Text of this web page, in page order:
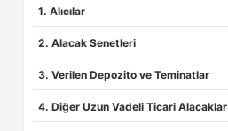
1. Alıcılar
2. Alacak Senetleri
3. Verilen Depozito ve Teminatlar
4. Diğer Uzun Vadeli Ticari Alacaklar